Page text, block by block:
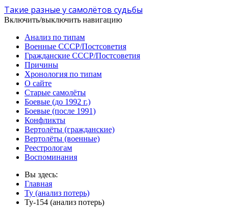
Такие разные у самолётов судьбы
Включить/выключить навигацию
Анализ по типам
Военные СССР/Постсоветия
Гражданские СССР/Постсоветия
Причины
Хронология по типам
О сайте
Старые самолёты
Боевые (до 1992 г.)
Боевые (после 1991)
Конфликты
Вертолёты (гражданские)
Вертолёты (военные)
Реестрологам
Воспоминания
Вы здесь:
Главная
Ту (анализ потерь)
Ту-154 (анализ потерь)